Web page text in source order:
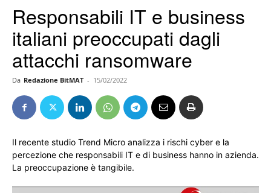
Responsabili IT e business
italiani preoccupati dagli
attacchi ransomware
Da Redazione BitMAT - 15/02/2022
Il recente studio Trend Micro analizza i rischi cyber e la
percezione che responsabili IT e di business hanno in azienda.
La preoccupazione è tangibile.